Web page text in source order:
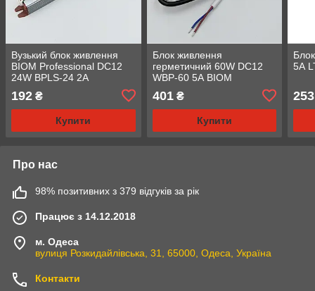
Вузький блок живлення
BIOM Professional DC12
24W BPLS-24 2А
192 ₴
Купити
Блок живлення
герметичний 60W DC12
WBP-60 5А BIOM
401₴
Купити
5А
253
Про нас
98% позитивних з 379 відгуків за рік
Працює з 14.12.2018
м. Одеса
вулиця Розкидайлівська, 31, 65000, Одеса, Україна
Контакти